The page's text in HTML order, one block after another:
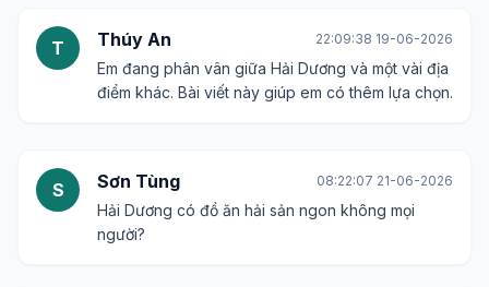
T Thúy An 22:09:38 19-06-2026
Em đang phân vân giữa Hải Dương và một vài địa
điểm khác. Bài viết này giúp em có thêm lựa chọn.
S Sơn Tùng 08:22:07 21-06-2026
Hải Dương có đồ ăn hải sản ngon không mọi
người?